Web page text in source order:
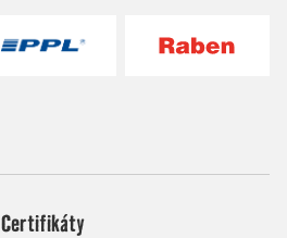
Certifikáty